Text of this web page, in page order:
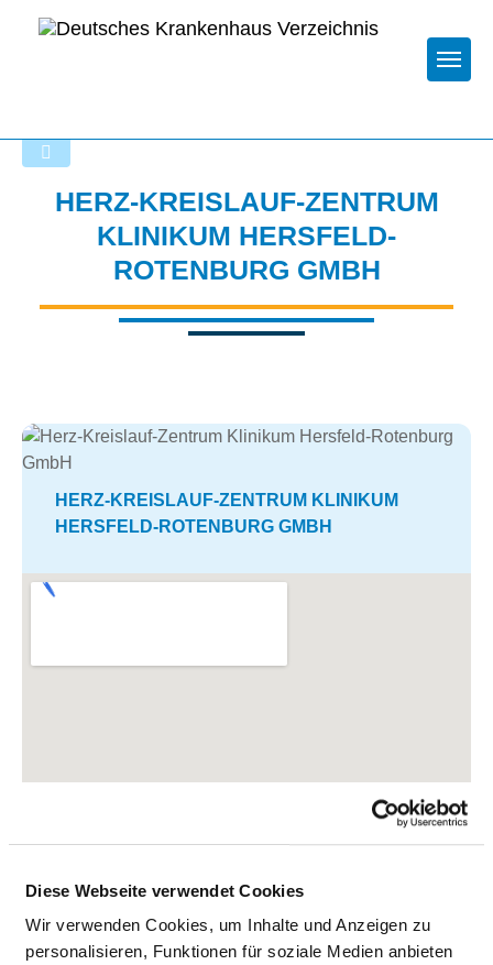
Diese Webseite verwendet Cookies
Wir verwenden Cookies, um Inhalte und Anzeigen zu
personalisieren, Funktionen für soziale Medien anbieten
HERZ-KREISLAUF-ZENTRUM
KLINIKUM HERSFELD-
ROTENBURG GMBH
HERZ-KREISLAUF-ZENTRUM KLINIKUM
HERSFELD-ROTENBURG GMBH